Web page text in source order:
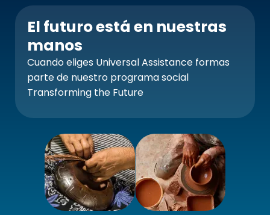
El futuro está en nuestras
manos
Cuando eliges Universal Assistance formas
parte de nuestro programa social
Transforming the Future